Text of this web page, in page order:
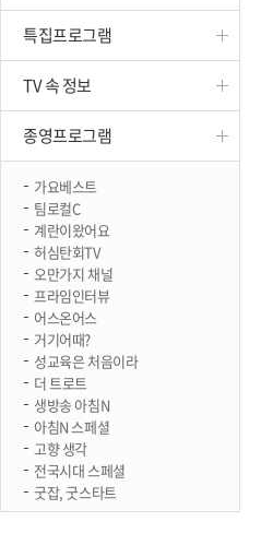
특집프로그램
TV 속 정보
종영프로그램
가요베스트
팀로컬C
계란이왔어요
허심탄회TV
오만가지 채널
프라임인터뷰
어스온어스
거기어때?
성교육은 처음이라
더 트로트
생방송 아침N
아침N 스페셜
고향 생각
전국시대 스페셜
굿잡, 굿스타트